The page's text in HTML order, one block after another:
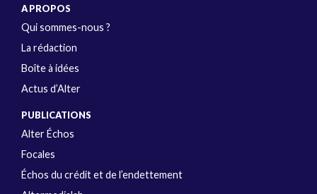
A PROPOS
Qui sommes-nous ?
La rédaction
Boîte à idées
Actus d’Alter
PUBLICATIONS
Alter Échos
Focales
Échos du crédit et de l’endettement